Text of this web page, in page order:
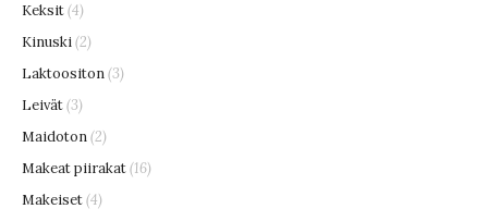
Keksit(4)
Kinuski(2)
Laktoositon(3)
Leivät(3)
Maidoton(2)
Makeat piirakat(16)
Makeiset(4)